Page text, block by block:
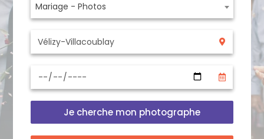
Mariage - Photos
Je cherche mon photographe